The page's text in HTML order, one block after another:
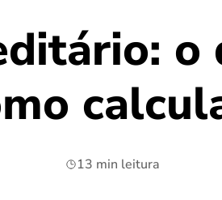
o
13 min leitura